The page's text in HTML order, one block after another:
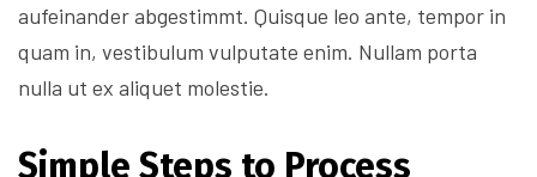
aufeinander abgestimmt. Quisque leo ante, tempor in
quam in, vestibulum vulputate enim. Nullam porta
nulla ut ex aliquet molestie.
Simple Steps to Process